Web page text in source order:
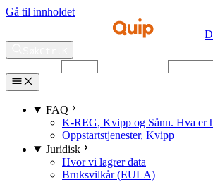
Gå til innholdet
FAQ
K-REG, Kvipp og Sånn. Hva er
Oppstartstjenester, Kvipp
Juridisk
Hvor vi lagrer data
Bruksvilkår (EULA)